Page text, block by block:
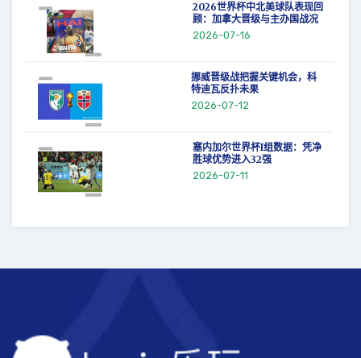
2026世界杯中北美球队表现回
顾：加拿大晋级与主办国战况
2026-07-16
挪威晋级战把握关键机会，科
特迪瓦反扑未果
2026-07-12
塞内加尔世界杯I组数据：凭净
胜球优势进入32强
2026-07-11